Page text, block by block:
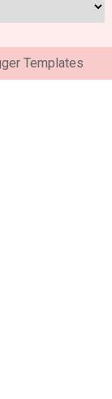
Templates